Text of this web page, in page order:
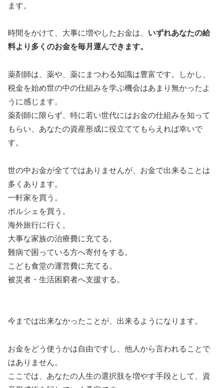
ます。
時間をかけて、大事に増やしたお金は、 いずれあなたの給
料より多くのお金を毎月運んできます。
薬剤師は、薬や、薬にまつわる知識は豊富です。しかし、
税金を始め世の中の仕組みを学ぶ機会はあまり無かったよ
うに感じます。
薬剤師に限らず、特に若い世代にはお金の仕組みを知って
もらい、あなたの資産形成に役立ててもらえれば幸いで
す。
世の中お金が全てではありませんが、お金で出来ることは
多くあります。
一軒家を買う。
ポルシェを買う。
海外旅行に行く。
大事な家族の治療費に充てる。
難病で困っている方へ寄付をする。
こども食堂の運営費に充てる。
被災者・生活困窮者へ支援する。
今までは出来なかったことが、出来るようになります。
お金をどう使うかは自由ですし、他人から言われることで
はありません。
ここでは、あなたの人生の選択肢を増やす手段として、資